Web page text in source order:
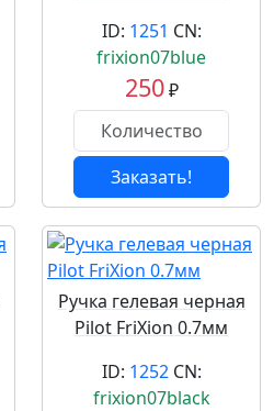
ID: 1251 CN:
frixion07blue
250₽
Заказать!
Ручка гелевая черная
Pilot FriXion 0.7мм
ID: 1252CN:
frixion07black